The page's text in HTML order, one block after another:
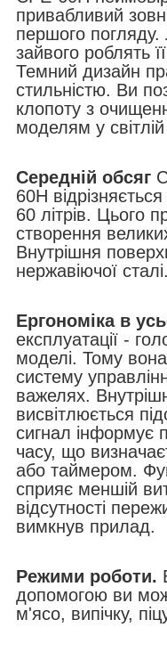
привабливий
першого погляду.
зайвого роблять
Темний дизайн
стильністю. Ви
клопоту з
моделям у світлій
Середній обсяг
60H
60 літрів. Цього
створення
Внутрішня
нержавіючої сталі.
Ергономіка в
експлуатації -
моделі. Тому
систему
важелях.
висвітлюється
сигнал інформує
часу, що
або таймером.
сприяє меншій
відсутності
вимкнув прилад.
Режими роботи.
допомогою ви
м'ясо, випічку,